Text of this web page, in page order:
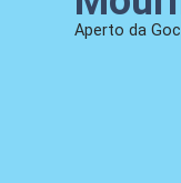
Aperto da